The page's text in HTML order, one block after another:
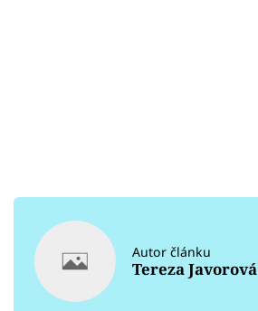
Autor článku
Tereza Javorová